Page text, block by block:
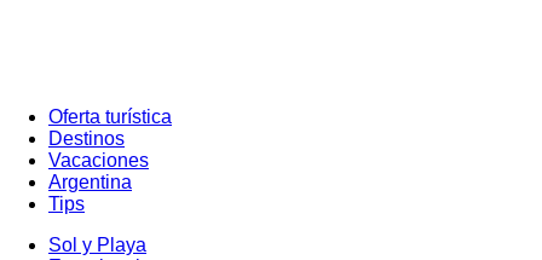
Oferta turística
Destinos
Vacaciones
Argentina
Tips
Sol y Playa